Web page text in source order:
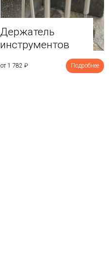
Держатель
инструментов
от 1 782 ₽ Подробнее